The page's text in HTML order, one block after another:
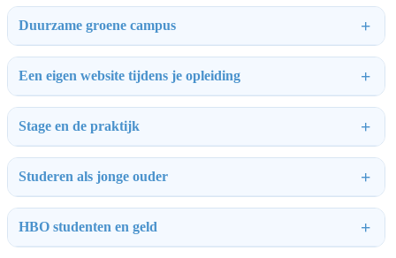
Duurzame groene campus
Een eigen website tijdens je opleiding
Stage en de praktijk
Studeren als jonge ouder
HBO studenten en geld